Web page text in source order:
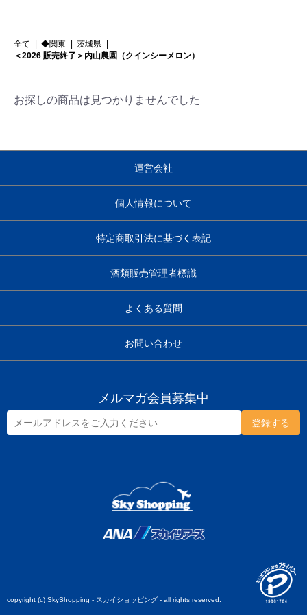
全て | ◆関東 | 茨城県
|
＜2026 販売終了＞内山農園（クインシーメロン）
お探しの商品は見つかりませんでした
運営会社
個人情報について
特定商取引法に基づく表記
酒類販売管理者標識
よくある質問
お問い合わせ
メルマガ会員募集中
copyright (c) SkyShopping - スカイショッピング - all rights reserved.